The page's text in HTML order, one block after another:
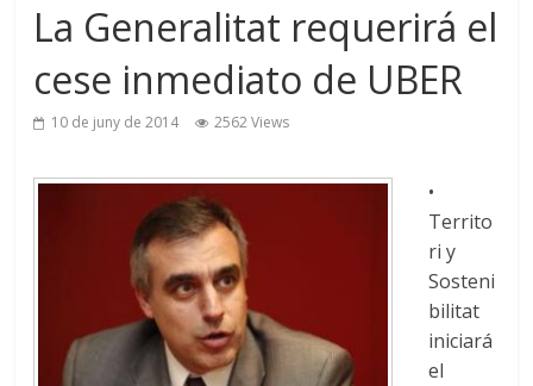
La Generalitat requerirá el
cese inmediato de UBER
10 de juny de 2014 2562 Views
•
Territo
ri y
Sosteni
bilitat
iniciará
el